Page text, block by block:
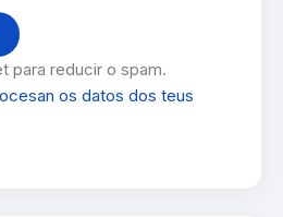
para reducir o spam.
os datos dos teus